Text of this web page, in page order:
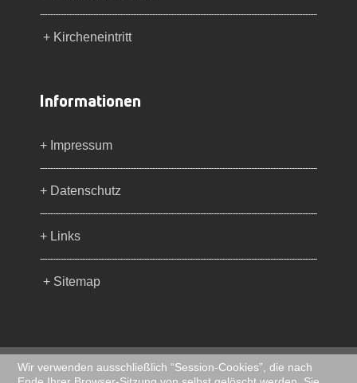
+ Kircheneintritt
Informationen
+ Impressum
+ Datenschutz
+ Links
+ Sitemap
Wir verwenden ausschließlich “Session-Cookies”, die nach